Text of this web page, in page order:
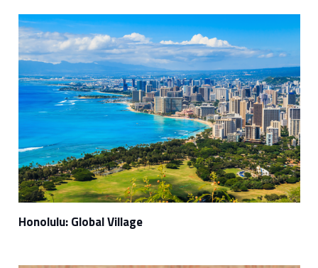
Honolulu: Global Village